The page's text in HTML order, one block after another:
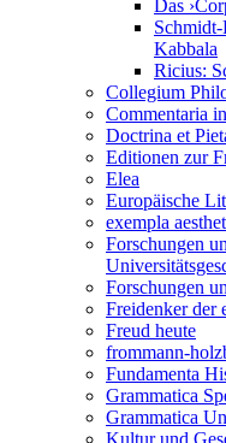
Das
Kabbala
Ricius:
Collegium
Commentaria
Doctrina et
Editionen zur
Elea
Europäische
exempla
Forschungen
Forschungen
Freidenker der
Freud heute
frommann-
Fundamenta
Grammatica
Grammatica